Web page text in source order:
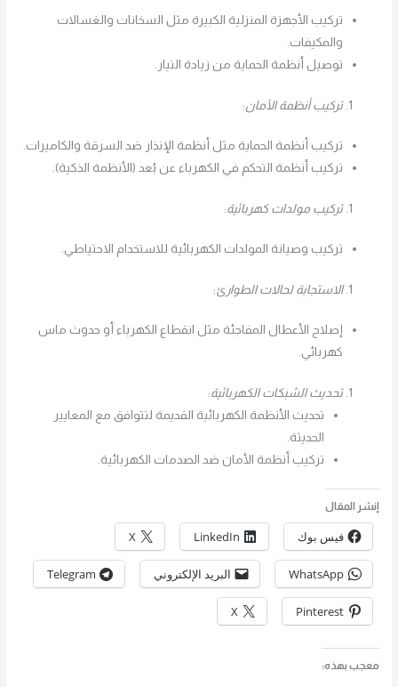
تركيب الأجهزة المنزلية الكبيرة مثل السخانات والغسالات
والمكيفات.
توصيل أنظمة الحماية من زيادة التيار.
تركيب أنظمة الأمان:
تركيب أنظمة الحماية مثل أنظمة الإنذار ضد السرقة والكاميرات.
تركيب أنظمة التحكم في الكهرباء عن بُعد (الأنظمة الذكية).
تركيب مولدات كهربائية:
تركيب وصيانة المولدات الكهربائية للاستخدام الاحتياطي.
الاستجابة لحالات الطوارئ:
إصلاح الأعطال المفاجئة مثل انقطاع الكهرباء أو حدوث ماس
كهربائي.
تحديث الشبكات الكهربائية:
تحديث الأنظمة الكهربائية القديمة لتتوافق مع المعايير
الحديثة.
تركيب أنظمة الأمان ضد الصدمات الكهربائية.
إنشر المقال
فيس بوك LinkedIn
X
WhatsApp البريد الإلكتروني Telegram
Pinterest
X
معجب بهذه: